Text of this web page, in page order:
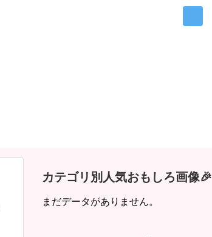
カテゴリ別人気おもしろ画像🎉
まだデータがありません。